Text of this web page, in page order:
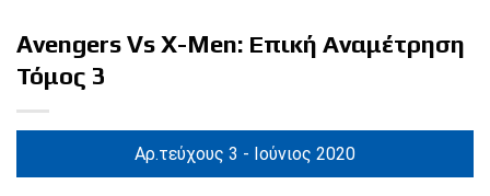
Avengers Vs X-Men: Επική Αναμέτρηση
Τόμος 3
Αρ.τεύχους 3 - Ιούνιος 2020